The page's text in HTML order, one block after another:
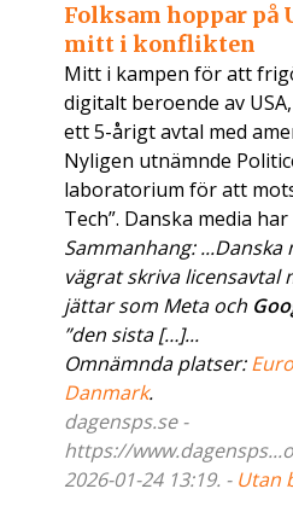
Folksam hoppar på
mitt i konflikten
Mitt i kampen för att
digitalt beroende av
ett 5-årigt avtal med
Nyligen utnämnde
laboratorium för att
Tech”. Danska media
Sammanhang:
vägrat skriva licensavtal
jättar som Meta och
”den sista […]...
Omnämnda platser:
Danmark.
dagensps.se -
https://
2026-01-24 13:19. - Utan